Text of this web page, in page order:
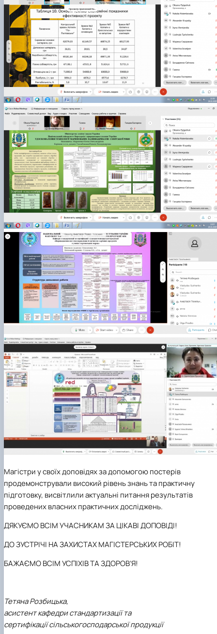
Магістри у своїх доповідях за допомогою постерів
продемонстрували високий рівень знань та практичну
підготовку, висвітлили актуальні питання результатів
проведених власних практичних досліджень.
ДЯКУЄМО ВСІМ УЧАСНИКАМ ЗА ЦІКАВІ ДОПОВІДІ!
ДО ЗУСТРІЧІ НА ЗАХИСТАХ МАГІСТЕРСЬКИХ РОБІТ!
БАЖАЄМО ВСІМ УСПІХІВ ТА ЗДОРОВ’Я!
Тетяна Розбицька,
асистент кафедри стандартизації та
сертифікації сільськогосподарської продукції